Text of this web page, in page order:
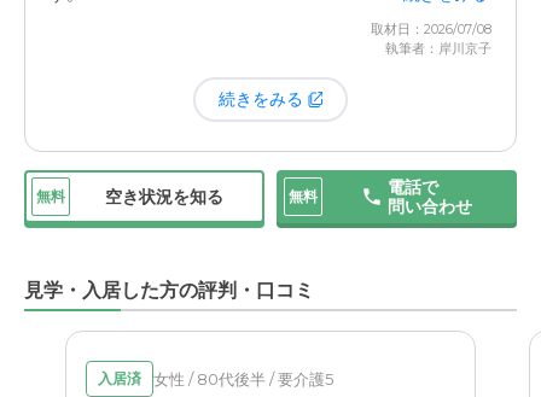
設へ出かける必要がなく、同じ建物内を移動するだけで参
加できるので、身体的な負担が少ないのが助かります。そ
ういった場で他の入居者の方々と交流する機会が持てるの
では、医療機関から月2回ほど往診に来てくれていて、健
康チェックもしっかりやってもらえています。また、基本
的には看取りまでお願いできる体制が整っているので、こ
っと過ごしていけるという安心感がありますね。
取材日：2026/07/08
執筆者：岸川京子
続きをみる
無料 空き状況を知る 無料
電話で
問い合わせ
見学・入居した方の評判・口コミ
入居済 女性 / 80代後半 / 要介護5